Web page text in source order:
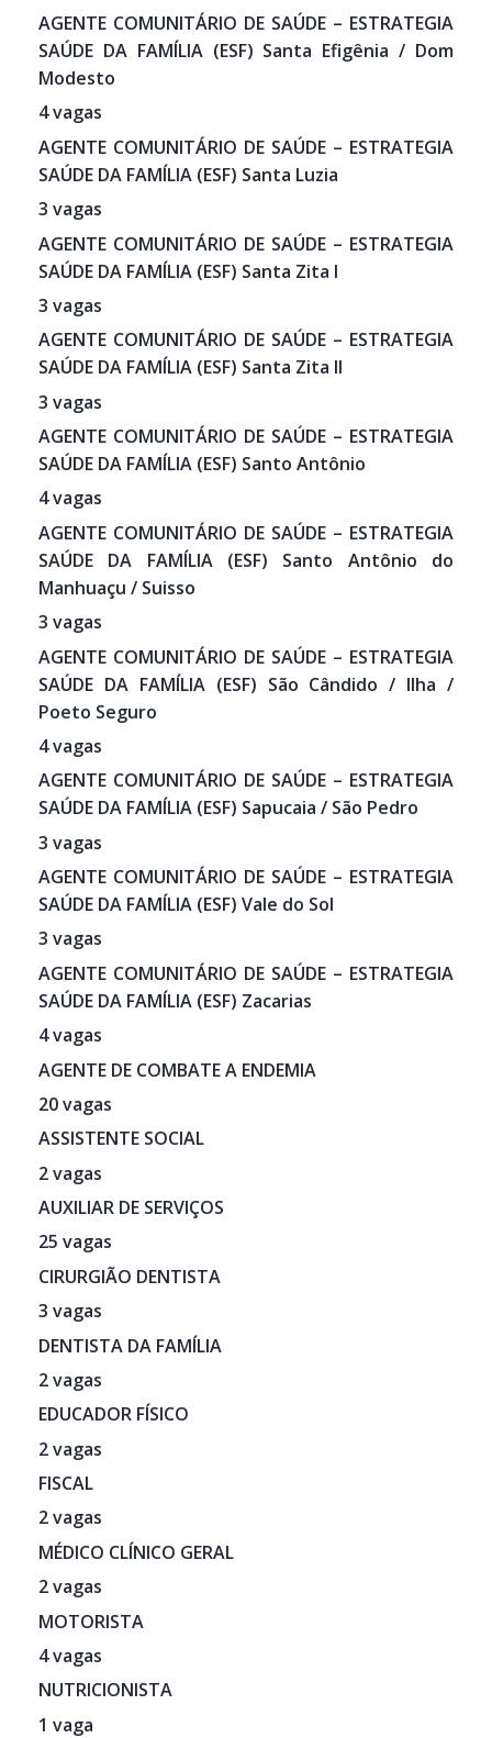
AGENTE COMUNITÁRIO DE SAÚDE – ESTRATEGIA
SAÚDE DA FAMÍLIA (ESF) Santa Efigênia / Dom
Modesto
4 vagas
AGENTE COMUNITÁRIO DE SAÚDE – ESTRATEGIA
SAÚDE DA FAMÍLIA (ESF) Santa Luzia
3 vagas
AGENTE COMUNITÁRIO DE SAÚDE – ESTRATEGIA
SAÚDE DA FAMÍLIA (ESF) Santa Zita I
3 vagas
AGENTE COMUNITÁRIO DE SAÚDE – ESTRATEGIA
SAÚDE DA FAMÍLIA (ESF) Santa Zita II
3 vagas
AGENTE COMUNITÁRIO DE SAÚDE – ESTRATEGIA
SAÚDE DA FAMÍLIA (ESF) Santo Antônio
4 vagas
AGENTE COMUNITÁRIO DE SAÚDE – ESTRATEGIA
SAÚDE DA FAMÍLIA (ESF) Santo Antônio do
Manhuaçu / Suisso
3 vagas
AGENTE COMUNITÁRIO DE SAÚDE – ESTRATEGIA
SAÚDE DA FAMÍLIA (ESF) São Cândido / Ilha /
Poeto Seguro
4 vagas
AGENTE COMUNITÁRIO DE SAÚDE – ESTRATEGIA
SAÚDE DA FAMÍLIA (ESF) Sapucaia / São Pedro
3 vagas
AGENTE COMUNITÁRIO DE SAÚDE – ESTRATEGIA
SAÚDE DA FAMÍLIA (ESF) Vale do Sol
3 vagas
AGENTE COMUNITÁRIO DE SAÚDE – ESTRATEGIA
SAÚDE DA FAMÍLIA (ESF) Zacarias
4 vagas
AGENTE DE COMBATE A ENDEMIA
20 vagas
ASSISTENTE SOCIAL
2 vagas
AUXILIAR DE SERVIÇOS
25 vagas
CIRURGIÃO DENTISTA
3 vagas
DENTISTA DA FAMÍLIA
2 vagas
EDUCADOR FÍSICO
2 vagas
FISCAL
2 vagas
MÉDICO CLÍNICO GERAL
2 vagas
MOTORISTA
4 vagas
NUTRICIONISTA
1 vaga